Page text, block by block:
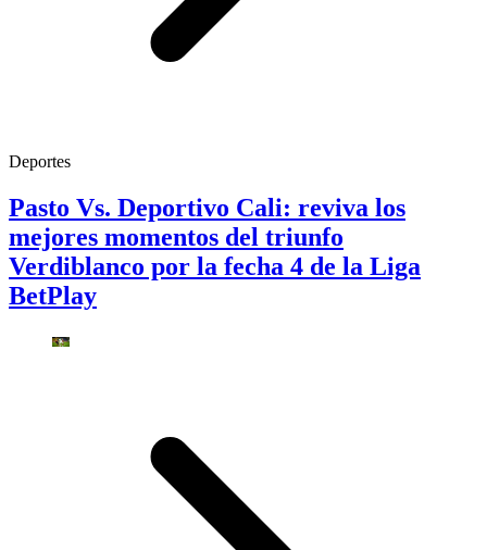
Deportes
Pasto Vs. Deportivo Cali: reviva los
mejores momentos del triunfo
Verdiblanco por la fecha 4 de la Liga
BetPlay